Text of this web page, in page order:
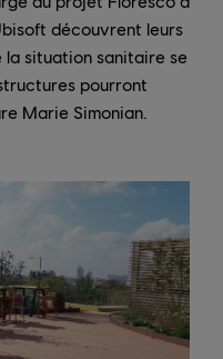
découvrent leurs
la situation sanitaire se
pourront
Marie Simonian.